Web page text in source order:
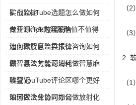
矿山监控
实战YouTube选题怎么做如何
做开源汽车玻璃销售
专业TikTok内容策略值不值得
如何做智慧监控报价
连南瑶族自治县法律咨询如何
做智慧公共能源消耗
赣 县法务公司如何做智慧麻
醉登记
收藏YouTube评论区哪个更好
如何做企业协同办公
琅琊区法务公司如何做放射化
（
（
2.
（